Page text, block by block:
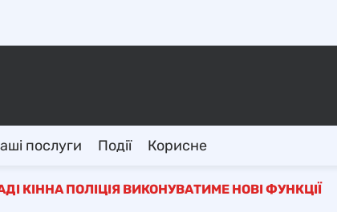
послуги Події Корисне
КІННА ПОЛІЦІЯ ВИКОНУВАТИМЕ НОВІ ФУНКЦІЇ